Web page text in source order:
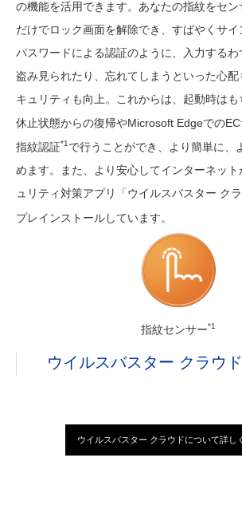
の機能を活用できます。あなたの指紋をセン
だけでロック画面を解除でき、すばやくサイ
パスワードによる認証のように、入力するわ
盗み見られたり、忘れてしまうといった心
キュリティも向上。これからは、起動時は
休止状態からの復帰やMicrosoft Edgeでの
指紋認証*1 で行うことができ、より簡単に、
めます。また、より安心してインターネッ
ュリティ対策アプリ「ウイルスバスター ク
プレインストールしています。
指紋センサー*1
ウイルスバスター クラウド
ウイルスバスター クラウドについて詳し